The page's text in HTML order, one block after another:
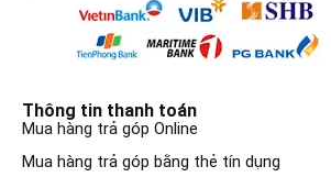
Thông tin thanh toán
Mua hàng trả góp Online
Mua hàng trả góp bằng thẻ tín dụng